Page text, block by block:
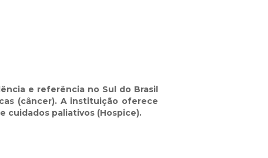
e referência no Sul do Brasil
(câncer). A instituição oferece
cuidados paliativos (Hospice).